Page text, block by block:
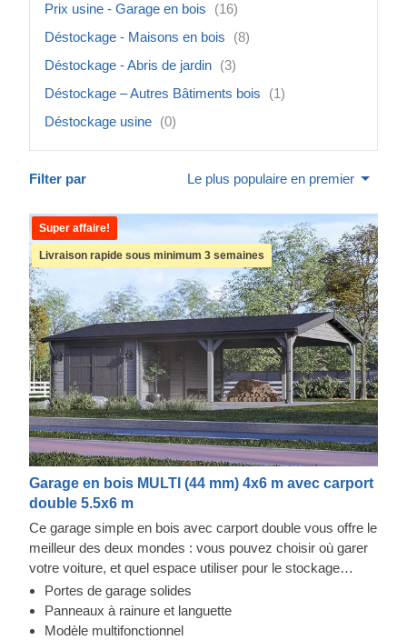
Prix usine - Garage en bois
(16)
Déstockage - Maisons en bois
(8)
Déstockage - Abris de jardin (3)
Déstockage – Autres Bâtiments bois
(1)
Déstockage usine (0)
Filter par Le plus populaire en premier
Super affaire!
Livraison rapide sous minimum 3 semaines
Garage en bois MULTI (44 mm) 4x6 m avec carport
double 5.5x6 m
Ce garage simple en bois avec carport double vous offre le
meilleur des deux mondes : vous pouvez choisir où garer
votre voiture, et quel espace utiliser pour le stockage
d'objets ou d'autres véhicules. Désormais, vous n'aurez
plus à choisir. Profitez du luxe d'avoir un espace de
stockage sécurisé pour votre véhicule, vous pourriez
Portes de garage solides
Panneaux à rainure et languette
Modèle multifonctionnel